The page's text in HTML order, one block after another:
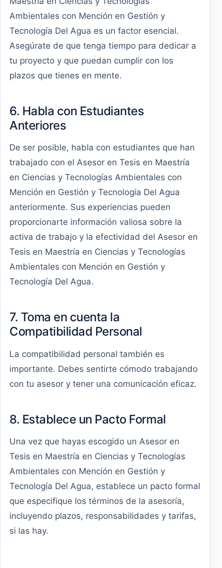
Ambientales con Mención en Gestión y
Tecnología Del Agua es un factor esencial.
Asegúrate de que tenga tiempo para dedicar a
tu proyecto y que puedan cumplir con los
plazos que tienes en mente.
6. Habla con Estudiantes
Anteriores
De ser posible, habla con estudiantes que han
trabajado con el Asesor en Tesis en Maestría
en Ciencias y Tecnologías Ambientales con
Mención en Gestión y Tecnología Del Agua
anteriormente. Sus experiencias pueden
proporcionarte información valiosa sobre la
activa de trabajo y la efectividad del Asesor en
Tesis en Maestría en Ciencias y Tecnologías
Ambientales con Mención en Gestión y
Tecnología Del Agua.
7. Toma en cuenta la
Compatibilidad Personal
La compatibilidad personal también es
importante. Debes sentirte cómodo trabajando
con tu asesor y tener una comunicación eficaz.
8. Establece un Pacto Formal
Una vez que hayas escogido un Asesor en
Tesis en Maestría en Ciencias y Tecnologías
Ambientales con Mención en Gestión y
Tecnología Del Agua, establece un pacto formal
que especifique los términos de la asesoría,
incluyendo plazos, responsabilidades y tarifas,
si las hay.